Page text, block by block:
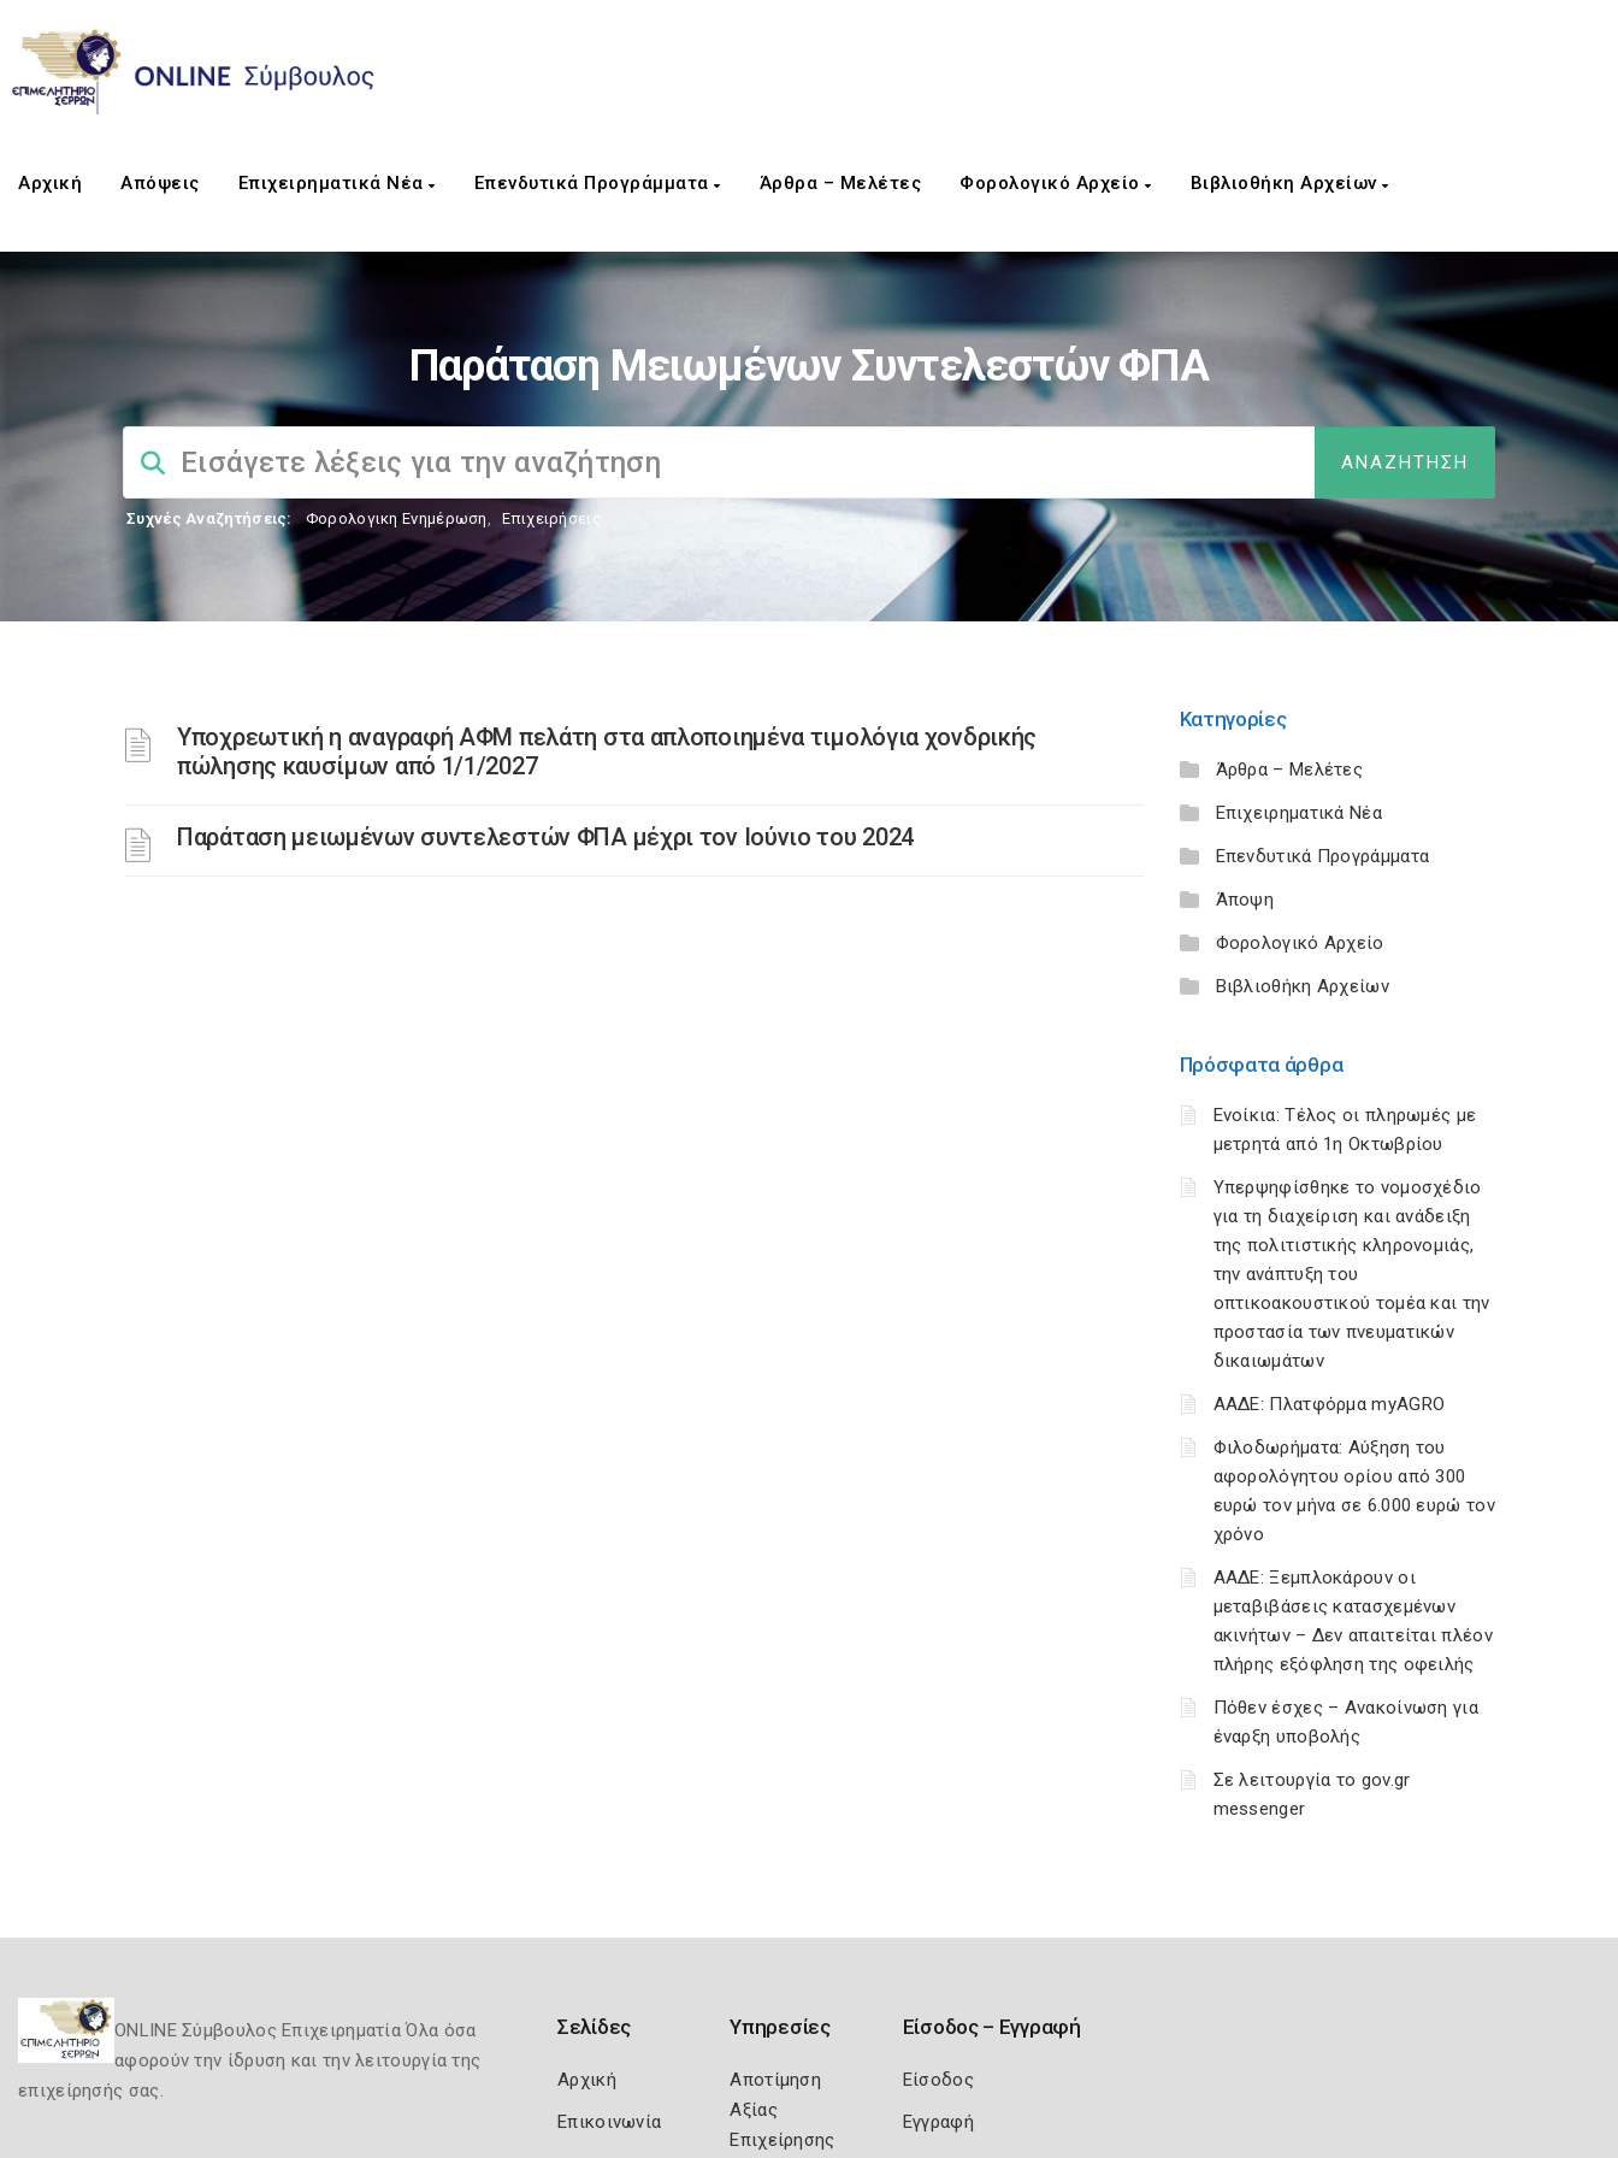
Αρχική Απόψεις Επιχειρηματικά Νέα Επενδυτικά Προγράμματα Άρθρα – Μελέτες Φορολογικό Αρχείο Βιβλιοθήκη Αρχείων
Παράταση Μειωμένων Συντελεστών ΦΠΑ
Συχνές Αναζητήσεις: Φορολογικη Ενημέρωση, Επιχειρήσεις
Υποχρεωτική η αναγραφή ΑΦΜ πελάτη στα απλοποιημένα τιμολόγια χονδρικής
πώλησης καυσίμων από 1/1/2027
Παράταση μειωμένων συντελεστών ΦΠΑ μέχρι τον Ιούνιο του 2024
Κατηγορίες
Άρθρα – Μελέτες
Επιχειρηματικά Νέα
Επενδυτικά Προγράμματα
Άποψη
Φορολογικό Αρχείο
Βιβλιοθήκη Αρχείων
Πρόσφατα άρθρα
Ενοίκια: Τέλος οι πληρωμές με
μετρητά από 1η Οκτωβρίου
Υπερψηφίσθηκε το νομοσχέδιο
για τη διαχείριση και ανάδειξη
της πολιτιστικής κληρονομιάς,
την ανάπτυξη του
οπτικοακουστικού τομέα και την
προστασία των πνευματικών
δικαιωμάτων
ΑΑΔΕ: Πλατφόρμα myAGRO
Φιλοδωρήματα: Αύξηση του
αφορολόγητου ορίου από 300
ευρώ τον μήνα σε 6.000 ευρώ τον
χρόνο
ΑΑΔΕ: Ξεμπλοκάρουν οι
μεταβιβάσεις κατασχεμένων
ακινήτων – Δεν απαιτείται πλέον
πλήρης εξόφληση της οφειλής
Πόθεν έσχες – Ανακοίνωση για
έναρξη υποβολής
Σε λειτουργία το gov.gr
messenger
ONLINE Σύμβουλος Επιχειρηματία Όλα όσα
αφορούν την ίδρυση και την λειτουργία της
επιχείρησής σας.
Σελίδες
Αρχική
Επικοινωνία
Υπηρεσίες
Αποτίμηση
Αξίας
Επιχείρησης
Είσοδος – Εγγραφή
Είσοδος
Εγγραφή